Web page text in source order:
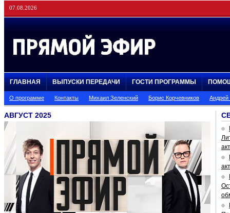
07.08.2026
ГЛАВНАЯ ВЫПУСКИ ПЕРЕДАЧИ ГОСТИ ПРОГРАММЫ
О программе Контакты Михаил Зеленский Борис Корчевников
АВГУСТ 2025